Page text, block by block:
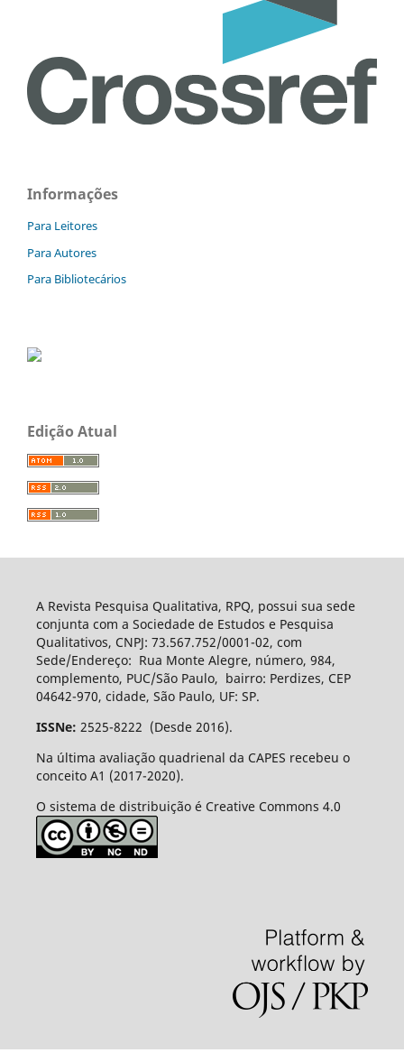
Informações
Para Leitores
Para Autores
Para Bibliotecários
Edição Atual
A Revista Pesquisa Qualitativa, RPQ, possui sua sede
conjunta com a Sociedade de Estudos e Pesquisa
Qualitativos, CNPJ: 73.567.752/0001-02, com
Sede/Endereço: Rua Monte Alegre, número, 984,
complemento, PUC/São Paulo, bairro: Perdizes, CEP
04642-970, cidade, São Paulo, UF: SP.
ISSNe: 2525-8222 (Desde 2016).
Na última avaliação quadrienal da CAPES recebeu o
conceito A1 (2017-2020).
O sistema de distribuição é Creative Commons 4.0